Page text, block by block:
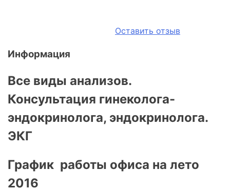
Оставить отзыв
Информация
Все виды анализов.
Консультация гинеколога-
эндокринолога, эндокринолога.
ЭКГ
График работы офиса на лето
2016